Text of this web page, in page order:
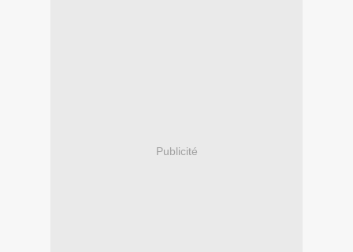
Publicité